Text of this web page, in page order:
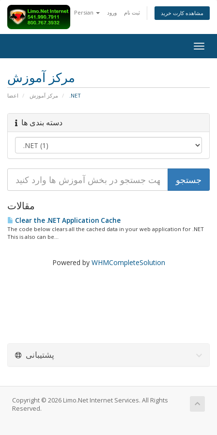
Persian ورود ثبت نام مشاهده کارت خرید
مرکز آموزش
اعضا مرکز آموزش .NET
دسته بندی ها
مقالات
Clear the .NET Application Cache
The code below clears all the cached data in your web application for .NET
This is also can be...
Powered by WHMCompleteSolution
پشتیبانی
Copyright © 2026 Limo.Net Internet Services. All Rights
Reserved.